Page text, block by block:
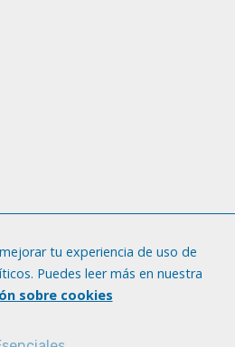
tu experiencia de uso de
Puedes leer más en nuestra
sobre cookies